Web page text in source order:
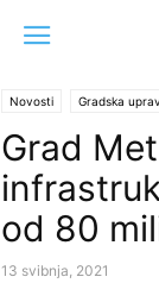
Novosti Gradska
Grad
od 80
13 svibnja, 2021